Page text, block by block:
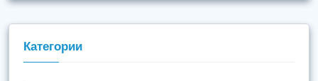
Категории